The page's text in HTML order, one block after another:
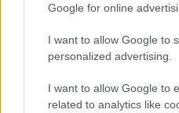
Google for online
I want to allow Google to
personalized advertising.
I want to allow Google to
related to analytics like
από 18.990 ευρώ